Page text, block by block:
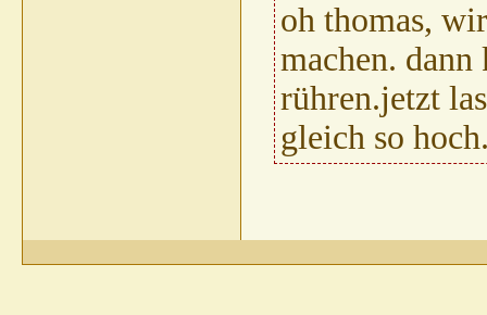
oh thomas,
machen.
rühren.jetzt
gleich so